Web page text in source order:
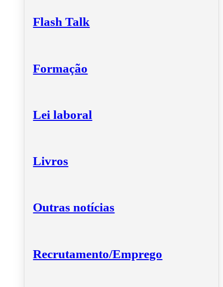
Flash Talk
Formação
Lei laboral
Livros
Outras notícias
Recrutamento/Emprego